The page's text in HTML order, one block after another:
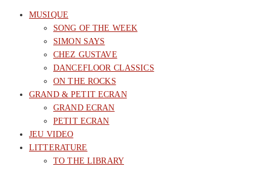
MUSIQUE
SONG OF THE WEEK
SIMON SAYS
CHEZ GUSTAVE
DANCEFLOOR CLASSICS
ON THE ROCKS
GRAND & PETIT ECRAN
GRAND ECRAN
PETIT ECRAN
JEU VIDEO
LITTERATURE
TO THE LIBRARY